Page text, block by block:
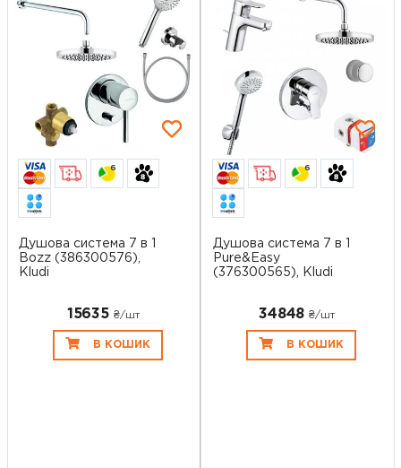
6
Душова система 7 в 1
Bozz (386300576),
Kludi
15635 ₴/шт
В КОШИК
6
Душова система 7 в 1
Pure&Easy
(376300565), Kludi
34848 ₴/шт
В КОШИК